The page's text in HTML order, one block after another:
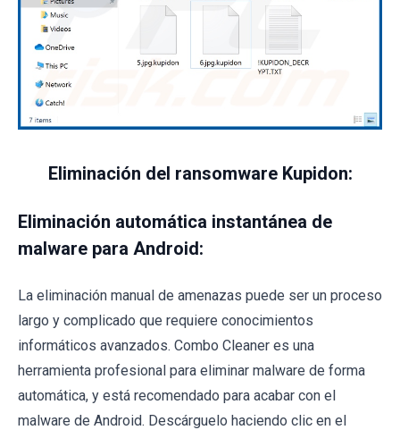
Eliminación del ransomware Kupidon:
Eliminación automática instantánea de
malware para Android:
La eliminación manual de amenazas puede ser un proceso
largo y complicado que requiere conocimientos
informáticos avanzados. Combo Cleaner es una
herramienta profesional para eliminar malware de forma
automática, y está recomendado para acabar con el
malware de Android. Descárguelo haciendo clic en el